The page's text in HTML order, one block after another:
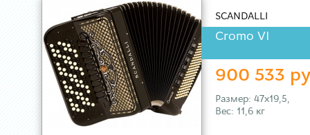
SCANDALLI
Cromo VI
900 533
Размер: 47х19,5,
Вес: 11,6 кг